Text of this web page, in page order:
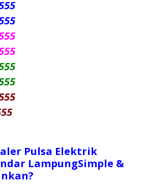
Pulsa Elektrik
LampungSimple &